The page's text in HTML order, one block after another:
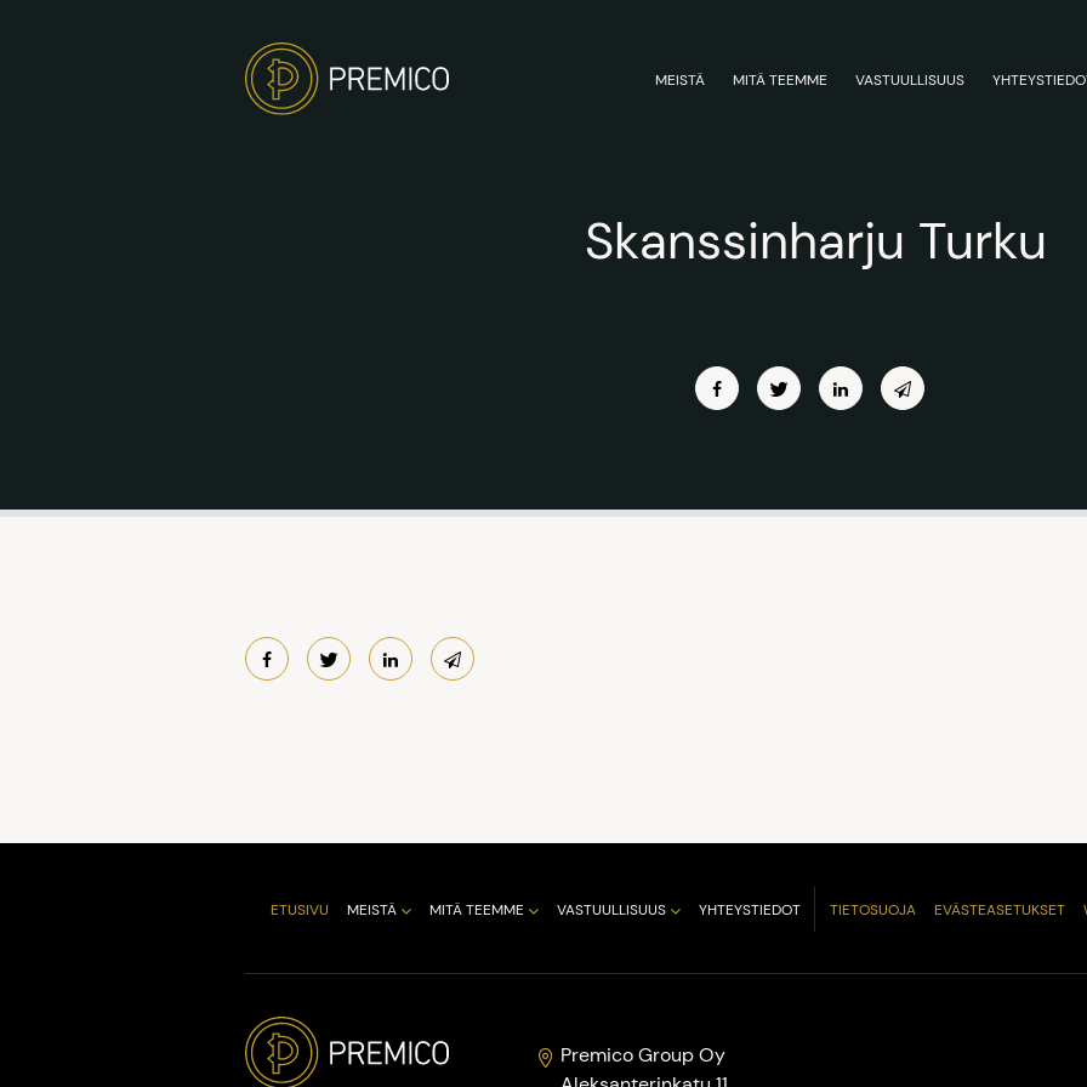
MEISTÄ MITÄ TEEMME VASTUULLISUUS
Skanssinharju Turku
ETUSIVU MEISTÄ MITÄ TEEMME VASTUULLISUUS YHTEYSTIEDOT TIETOSUOJA EVÄSTEASETUKSET
Premico Group Oy